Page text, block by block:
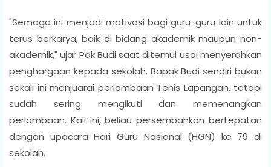
"Semoga ini menjadi motivasi bagi guru-guru lain untuk
terus berkarya, baik di bidang akademik maupun non-
akademik," ujar Pak Budi saat ditemui usai menyerahkan
penghargaan kepada sekolah. Bapak Budi sendiri bukan
sekali ini menjuarai perlombaan Tenis Lapangan, tetapi
sudah sering mengikuti dan memenangkan
perlombaan. Kali ini, beliau persembahkan bertepatan
dengan upacara Hari Guru Nasional (HGN) ke 79 di
sekolah.